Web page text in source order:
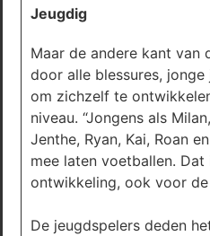
Jeugdig
Maar de andere kant van
door alle blessures,
om zichzelf te
niveau. “Jongens als
Jenthe, Ryan, Kai, Roan
mee laten voetballen. Dat
ontwikkeling, ook voor de
De jeugdspelers deden